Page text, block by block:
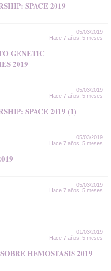
SPACE 2019
05/03/2019
Hace 7 años, 5 meses
GENETIC
2019
05/03/2019
Hace 7 años, 5 meses
SPACE 2019 (1)
05/03/2019
Hace 7 años, 5 meses
05/03/2019
Hace 7 años, 5 meses
01/03/2019
Hace 7 años, 5 meses
HEMOSTASIS 2019